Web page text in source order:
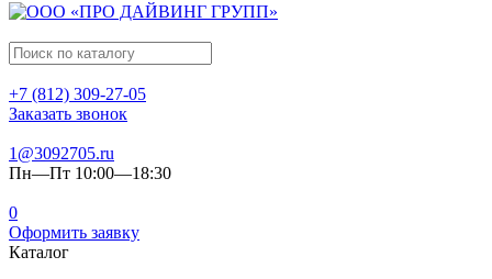
+7 (812) 309-27-05
Заказать звонок
1@3092705.ru
Пн—Пт 10:00—18:30
0
Оформить заявку
Каталог